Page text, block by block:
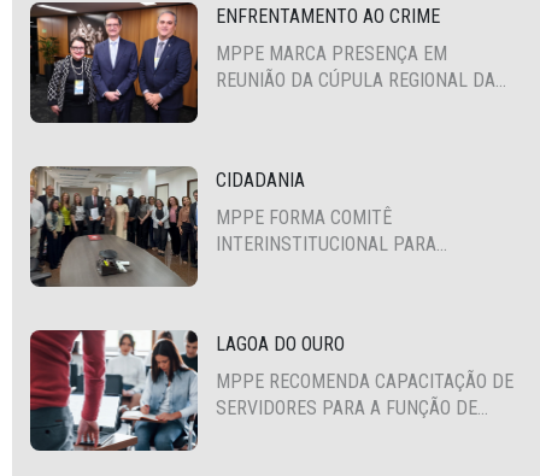
ENFRENTAMENTO AO CRIME
MPPE MARCA PRESENÇA EM
REUNIÃO DA CÚPULA REGIONAL DA
CIDADANIA
MPPE FORMA COMITÊ
INTERINSTITUCIONAL PARA
LAGOA DO OURO
MPPE RECOMENDA CAPACITAÇÃO DE
SERVIDORES PARA A FUNÇÃO DE